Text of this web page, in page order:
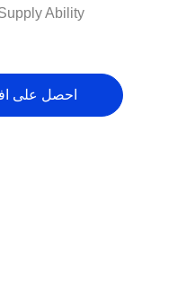
Ability:
احصل على